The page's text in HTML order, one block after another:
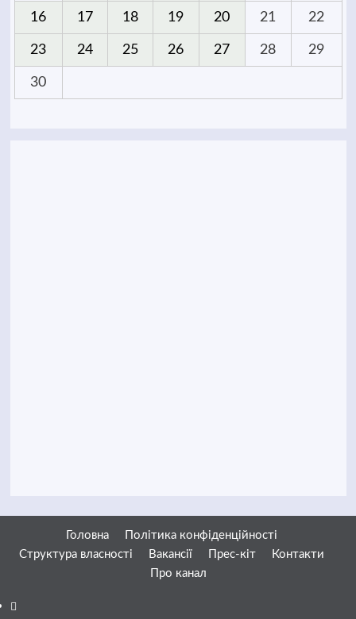
16 17 18 19 20 21 22
23 24 25 26 27 28 29
30
Головна
Політика конфіденційності
Структура власності
Вакансії Прес-кіт
Контакти
Про канал
Facebook